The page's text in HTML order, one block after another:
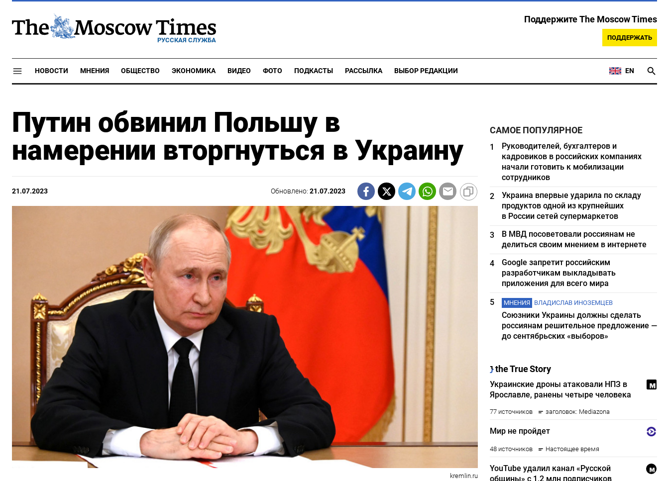
РУССКАЯ СЛУЖБА
Поддержите The Moscow Times
ПОДДЕРЖАТЬ
НОВОСТИ МНЕНИЯ ОБЩЕСТВО ЭКОНОМИКА ВИДЕО ФОТО ПОДКАСТЫ РАССЫЛКА ВЫБОР РЕДАКЦИИ EN
Путин обвинил Польшу в
намерении вторгнуться в Украину
21.07.2023 Обновлено:21.07.2023
kremlin.ru
САМОЕ ПОПУЛЯРНОЕ
1
Руководителей, бухгалтеров и
кадровиков в российских компаниях
начали готовить к мобилизации
сотрудников
2
Украина впервые ударила по складу
продуктов одной из крупнейших
в России сетей супермаркетов
3
В МВД посоветовали россиянам не
делиться своим мнением в интернете
4
Google запретит российским
разработчикам выкладывать
приложения для всего мира
5
МНЕНИЯ ВЛАДИСЛАВ ИНОЗЕМЦЕВ
Союзники Украины должны сделать
россиянам решительное предложение —
до сентябрьских «выборов»